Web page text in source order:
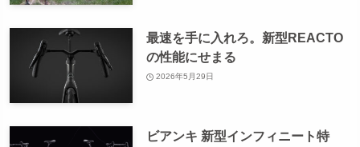
最速を手に入れろ。新型REACTO
の性能にせまる
2026年5月29日
ビアンキ 新型インフィニート特